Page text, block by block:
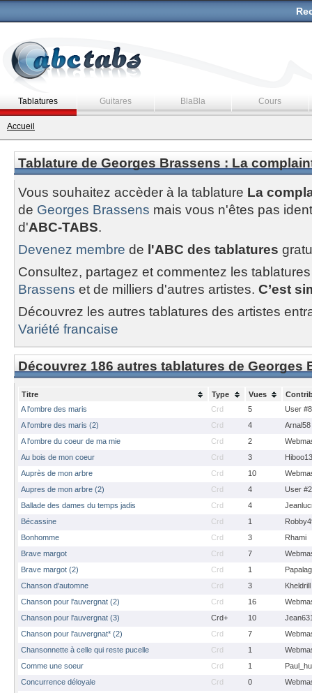
Tablatures Guitares BlaBla Cours
Accueil
Tablature de Georges Brassens : La
Vous souhaitez accèder à la tablature La
de Georges Brassens mais vous n'êtes pas
d'ABC-TABS.
Devenez membre de l'ABC des tablatures
Consultez, partagez et commentez les
Brassens et de milliers d'autres artistes. C’est
Découvrez les autres tablatures des artistes
Variété francaise
Découvrez 186 autres tablatures de Georges
Titre Type Vues
A l'ombre des maris
Crd 5
User
A l'ombre des maris (2)
Crd 4
Arnal58
A l'ombre du coeur de ma mie
Crd 2
Au bois de mon coeur
Crd 3
Hiboo13
Auprès de mon arbre
Crd 10
Aupres de mon arbre (2)
Crd 4
User
Ballade des dames du temps jadis
Crd 4
Bécassine
Crd 1
Bonhomme
Crd 3
Rhami
Brave margot
Crd 7
Brave margot (2)
Crd 1
Chanson d'automne
Crd 3
Kheldrill
Chanson pour l'auvergnat (2)
Crd 16
Chanson pour l'auvergnat (3)
Crd+ 10
Chanson pour l'auvergnat* (2)
Crd 7
Chansonnette à celle qui reste pucelle
Crd 1
Comme une soeur
Crd 1
Concurrence déloyale
Crd 0